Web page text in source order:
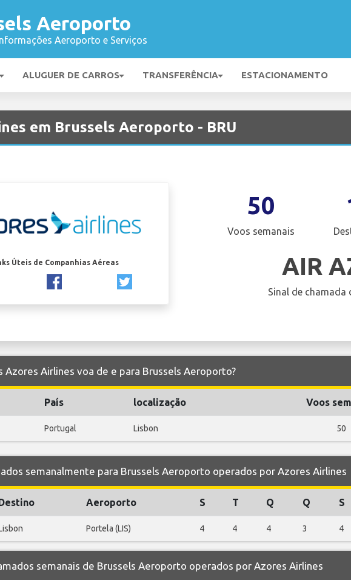
Aeroporto
Aeroporto e Serviços
ALUGUER DE CARROS TRANSFERÊNCIA ESTACIONAMENTO
em Brussels Aeroporto - BRU
Úteis de Companhias Aéreas
50
Voos semanais
AIR
Sinal de chamada
Azores Airlines voa de e para Brussels Aeroporto?
País localização Voos
Portugal Lisbon 50
semanalmente para Brussels Aeroporto operados por Azores Airlines
Aeroporto S T Q Q S
Portela (LIS) 4 4 4 3 4
semanais de Brussels Aeroporto operados por Azores Airlines